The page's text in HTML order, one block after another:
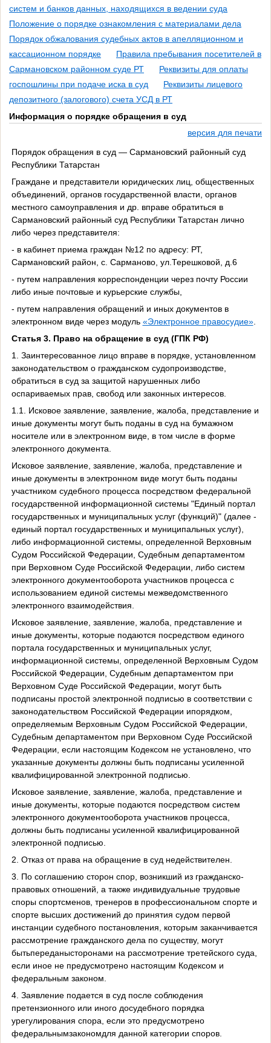
систем и банков данных, находящихся в ведении суда
Положение о порядке ознакомления с материалами дела
Порядок обжалования судебных актов в апелляционном и
кассационном порядке
Правила пребывания посетителей в
Сармановском районном суде РТ
Реквизиты для оплаты
госпошлины при подаче иска в суд
Реквизиты лицевого
депозитного (залогового) счета УСД в РТ
Информация о порядке обращения в суд
версия для печати
Порядок обращения в суд — Сармановский районный суд
Республики Татарстан
Граждане и представители юридических лиц, общественных
объединений, органов государственной власти, органов
местного самоуправления и др. вправе обратиться в
Сармановский районный суд Республики Татарстан лично
либо через представителя:
- в кабинет приема граждан №12 по адресу: РТ,
Сармановский район, с. Сарманово, ул.Терешковой, д.6
- путем направления корреспонденции через почту России
либо иные почтовые и курьерские службы,
- путем направления обращений и иных документов в
электронном виде через модуль «Электронное правосудие».
Статья 3. Право на обращение в суд (ГПК РФ)
1. Заинтересованное лицо вправе в порядке, установленном
законодательством о гражданском судопроизводстве,
обратиться в суд за защитой нарушенных либо
оспариваемых прав, свобод или законных интересов.
1.1. Исковое заявление, заявление, жалоба, представление и
иные документы могут быть поданы в суд на бумажном
носителе или в электронном виде, в том числе в форме
электронного документа.
Исковое заявление, заявление, жалоба, представление и
иные документы в электронном виде могут быть поданы
участником судебного процесса посредством федеральной
государственной информационной системы "Единый портал
государственных и муниципальных услуг (функций)" (далее -
единый портал государственных и муниципальных услуг),
либо информационной системы, определенной Верховным
Судом Российской Федерации, Судебным департаментом
при Верховном Суде Российской Федерации, либо систем
электронного документооборота участников процесса с
использованием единой системы межведомственного
электронного взаимодействия.
Исковое заявление, заявление, жалоба, представление и
иные документы, которые подаются посредством единого
портала государственных и муниципальных услуг,
информационной системы, определенной Верховным Судом
Российской Федерации, Судебным департаментом при
Верховном Суде Российской Федерации, могут быть
подписаны простой электронной подписью в соответствии с
законодательством Российской Федерации ипорядком,
определяемым Верховным Судом Российской Федерации,
Судебным департаментом при Верховном Суде Российской
Федерации, если настоящим Кодексом не установлено, что
указанные документы должны быть подписаны усиленной
квалифицированной электронной подписью.
Исковое заявление, заявление, жалоба, представление и
иные документы, которые подаются посредством систем
электронного документооборота участников процесса,
должны быть подписаны усиленной квалифицированной
электронной подписью.
2. Отказ от права на обращение в суд недействителен.
3. По соглашению сторон спор, возникший из гражданско-
правовых отношений, а также индивидуальные трудовые
споры спортсменов, тренеров в профессиональном спорте и
спорте высших достижений до принятия судом первой
инстанции судебного постановления, которым заканчивается
рассмотрение гражданского дела по существу, могут
бытьпереданысторонами на рассмотрение третейского суда,
если иное не предусмотрено настоящим Кодексом и
федеральным законом.
4. Заявление подается в суд после соблюдения
претензионного или иного досудебного порядка
урегулирования спора, если это предусмотрено
федеральнымзакономдля данной категории споров.